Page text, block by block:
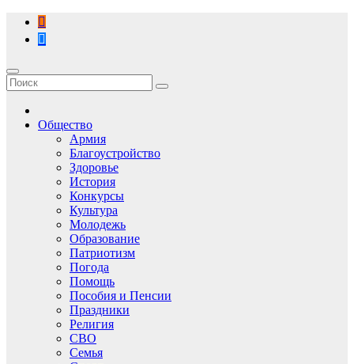
Перейти
содержимому
Общество
Армия
Благоустройство
Здоровье
История
Конкурсы
Культура
Молодежь
Образование
Патриотизм
Погода
Помощь
Пособия и Пенсии
Праздники
Религия
СВО
Семья